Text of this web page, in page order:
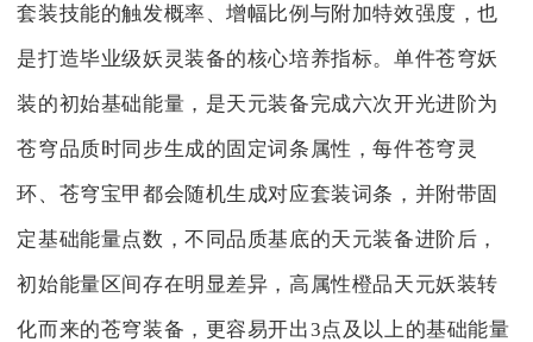
套装技能的触发概率、增幅比例与附加特效强度，也
是打造毕业级妖灵装备的核心培养指标。单件苍穹妖
装的初始基础能量，是天元装备完成六次开光进阶为
苍穹品质时同步生成的固定词条属性，每件苍穹灵
环、苍穹宝甲都会随机生成对应套装词条，并附带固
定基础能量点数，不同品质基底的天元装备进阶后，
初始能量区间存在明显差异，高属性橙品天元妖装转
化而来的苍穹装备，更容易开出3点及以上的基础能量